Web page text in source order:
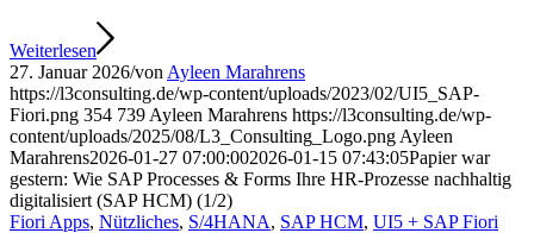
Weiterlesen
27. Januar 2026/von Ayleen Marahrens
https://l3consulting.de/wp-content/uploads/2023/02/UI5_SAP-
Fiori.png 354 739 Ayleen Marahrens https://l3consulting.de/wp-
content/uploads/2025/08/L3_Consulting_Logo.png Ayleen
Marahrens2026-01-27 07:00:002026-01-15 07:43:05Papier war
gestern: Wie SAP Processes & Forms Ihre HR-Prozesse nachhaltig
digitalisiert (SAP HCM) (1/2)
Fiori Apps, Nützliches, S/4HANA, SAP HCM, UI5 + SAP Fiori